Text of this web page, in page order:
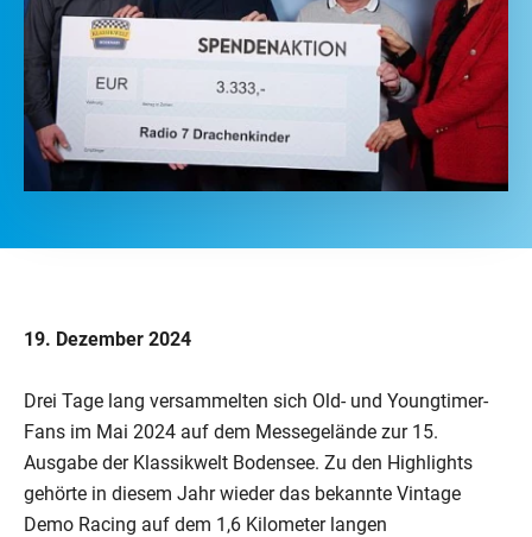
19. Dezember 2024
Drei Tage lang versammelten sich Old- und Youngtimer-
Fans im Mai 2024 auf dem Messegelände zur 15.
Ausgabe der Klassikwelt Bodensee. Zu den Highlights
gehörte in diesem Jahr wieder das bekannte Vintage
Demo Racing auf dem 1,6 Kilometer langen